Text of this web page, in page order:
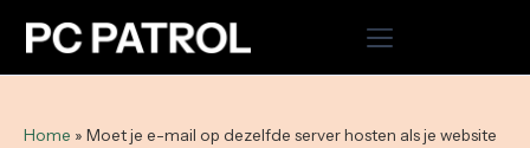
Home » Moet je e-mail op dezelfde server hosten als je website